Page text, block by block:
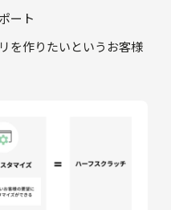
ート
を作りたいというお客様